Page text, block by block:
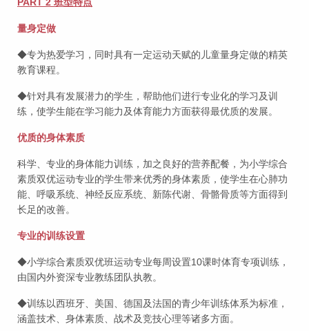
量身定做
◆专为热爱学习，同时具有一定运动天赋的儿童量身定做的精英
教育课程。
◆针对具有发展潜力的学生，帮助他们进行专业化的学习及训
练，使学生能在学习能力及体育能力方面获得最优质的发展。
优质的身体素质
科学、专业的身体能力训练，加之良好的营养配餐，为小学综合
素质双优运动专业的学生带来优秀的身体素质，使学生在心肺功
能、呼吸系统、神经反应系统、新陈代谢、骨骼骨质等方面得到
长足的改善。
专业的训练设置
◆小学综合素质双优班运动专业每周设置10课时体育专项训练，
由国内外资深专业教练团队执教。
◆训练以西班牙、美国、德国及法国的青少年训练体系为标准，
涵盖技术、身体素质、战术及竞技心理等诸多方面。